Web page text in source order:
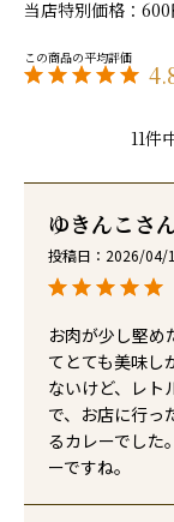
当店特別価格
600
11件
ゆきんこ
投稿日 2026/04/
お肉が少し堅め
てとても美味し
ないけど、レト
で、お店に行っ
るカレーでした
ーですね。